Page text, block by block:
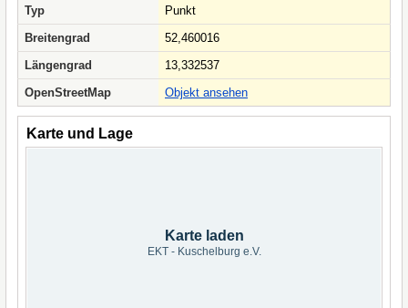
Typ
Punkt
Breitengrad
52,460016
Längengrad
13,332537
OpenStreetMap
Objekt ansehen
Karte und Lage
Karte laden
EKT - Kuschelburg e.V.